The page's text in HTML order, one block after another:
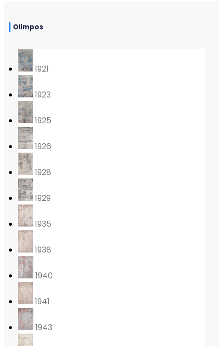
Olimpos
1921
1923
1925
1926
1928
1929
1935
1938
1940
1941
1943